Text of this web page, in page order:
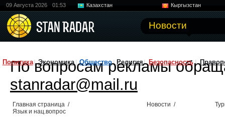
09 Августа 2026 01:53 Казахстан
Кыргызстан
Новости
Политика Экономика Общество Религия Безопасность
По вопросам рекламы
stanradar@mail.ru
Главная страница / Новости /
Язык и нац.вопрос